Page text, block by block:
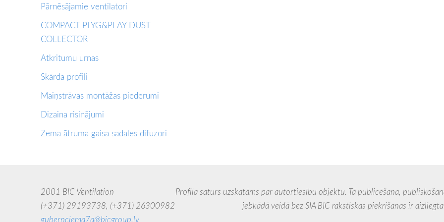
Pārnēsājamie ventilatori
COMPACT PLYG&PLAY DUST
COLLECTOR
Atkritumu urnas
Skārda profili
Maiņstrāvas montāžas piederumi
Dizaina risinājumi
Zema ātruma gaisa sadales difuzori
2001 BIC Ventilation Profila saturs uzskatāms par autortiesību objektu. Tā publicēšana, publiskošana,
(+371) 29193738, (+371) 26300982
jebkādā veidā bez SIA BIC rakstiskas piekrišanas
gubernciema7a@bicgroup.lv